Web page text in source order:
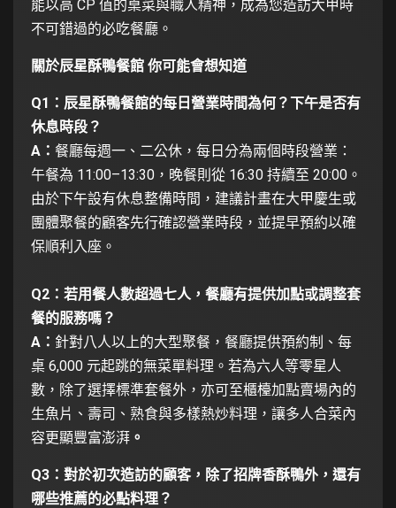
能以高 CP 值的桌菜與職人精神，成為您造訪大甲時
不可錯過的必吃餐廳。
關於辰星酥鴨餐館 你可能會想知道
Q1：辰星酥鴨餐館的每日營業時間為何？下午是否有
休息時段？
A： 餐廳每週一、二公休，每日分為兩個時段營業：
午餐為 11:00–13:30，晚餐則從 16:30 持續至 20:00。
由於下午設有休息整備時間，建議計畫在大甲慶生或
團體聚餐的顧客先行確認營業時段，並提早預約以確
保順利入座。
Q2：若用餐人數超過七人，餐廳有提供加點或調整套
餐的服務嗎？
A： 針對八人以上的大型聚餐，餐廳提供預約制、每
桌 6,000 元起跳的無菜單料理。若為六人等零星人
數，除了選擇標準套餐外，亦可至櫃檯加點賣場內的
生魚片、壽司、熟食與多樣熱炒料理，讓多人合菜內
容更顯豐富澎湃 。
Q3：對於初次造訪的顧客，除了招牌香酥鴨外，還有
哪些推薦的必點料理？